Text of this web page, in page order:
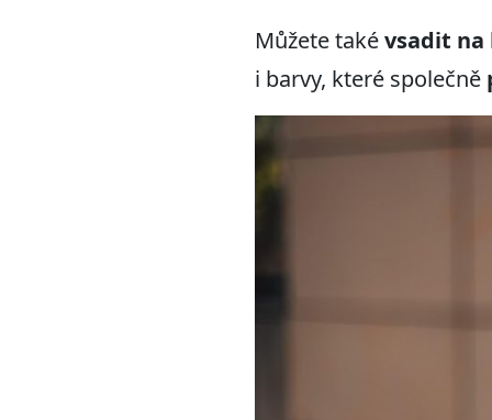
Můžete takévsadit na
i barvy, které společně